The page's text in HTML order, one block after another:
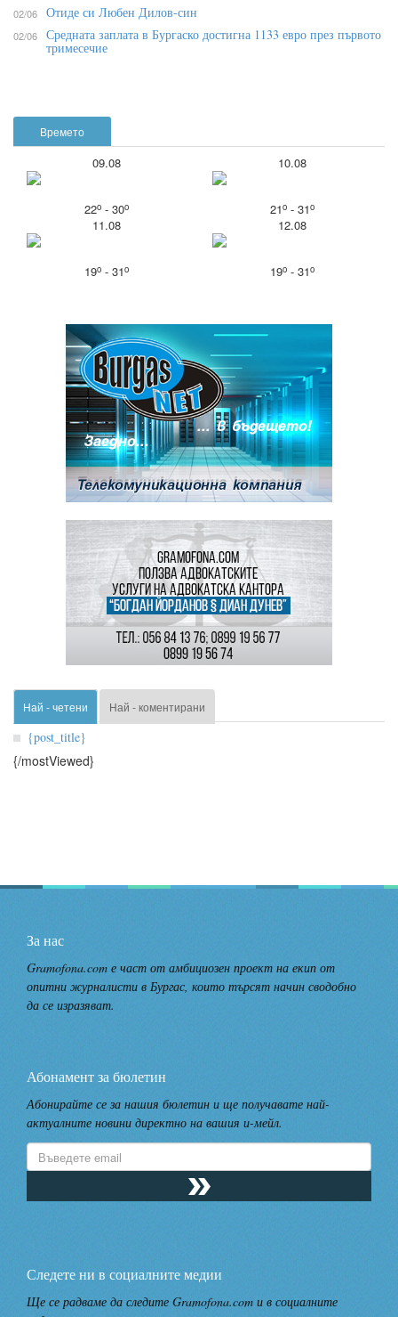
Времето
09.08
22o- 30o
10.08
21o- 31o
11.08
19o- 31o
12.08
19o- 31o
02/06 Отиде си Любен Дилов-син
02/06 Средната заплата в Бургаско достигна 1133 евро през първото
тримесечие
Най - четени Най - коментирани
{post_title}
{/mostViewed}
За нас
Gramofona.com е част от амбициозен проект на екип от
опитни журналисти в Бургас, които търсят начин сводобно
да се изразяват.
Абонамент за бюлетин
Абонирайте се за нашия бюлетин и ще получавате най-
актуалните новини директно на вашия и-мейл.
Следете ни в социалните медии
Ще се радваме да следите Gramofona.com и в социалните